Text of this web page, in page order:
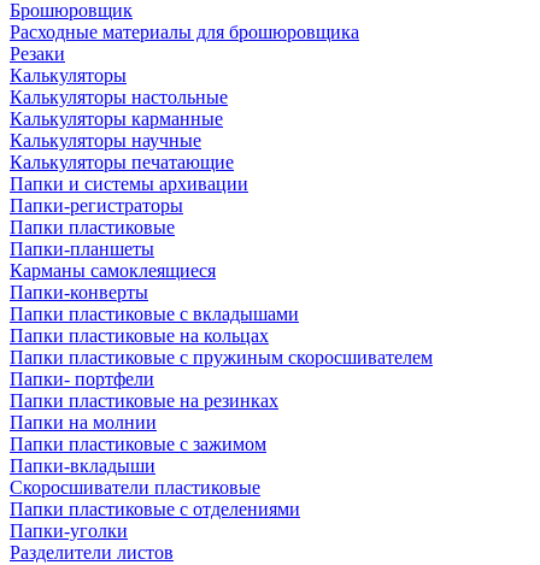
Брошюровщик
Расходные материалы для брошюровщика
Резаки
Калькуляторы
Калькуляторы настольные
Калькуляторы карманные
Калькуляторы научные
Калькуляторы печатающие
Папки и системы архивации
Папки-регистраторы
Папки пластиковые
Папки-планшеты
Карманы самоклеящиеся
Папки-конверты
Папки пластиковые с вкладышами
Папки пластиковые на кольцах
Папки пластиковые с пружиным скоросшивателем
Папки- портфели
Папки пластиковые на резинках
Папки на молнии
Папки пластиковые с зажимом
Папки-вкладыши
Скоросшиватели пластиковые
Папки пластиковые с отделениями
Папки-уголки
Разделители листов